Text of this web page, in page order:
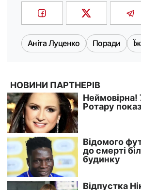
Аніта Луценко Поради